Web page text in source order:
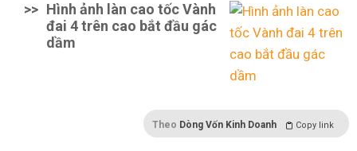
>> Hình ảnh làn cao tốc Vành
đai 4 trên cao bắt đầu gác
dầm
Theo Dòng Vốn Kinh Doanh Copy link